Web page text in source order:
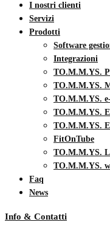
I nostri clienti
Servizi
Prodotti
Software
Integrazioni
TO.M.M.YS.
TO.M.M.YS.
TO.M.M.YS.
TO.M.M.YS.
TO.M.M.YS.
FitOnTube
TO.M.M.YS.
TO.M.M.YS.
Faq
News
Info & Contatti